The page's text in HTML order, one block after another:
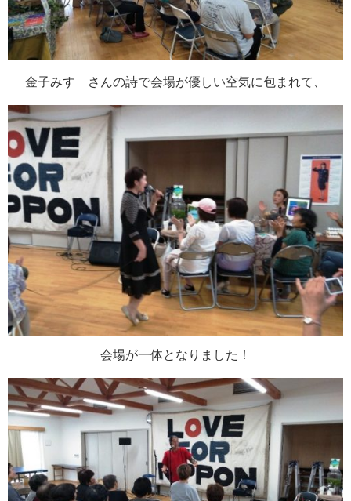
金子みすゞさんの詩で会場が優しい空気に包まれて、
会場が一体となりました！